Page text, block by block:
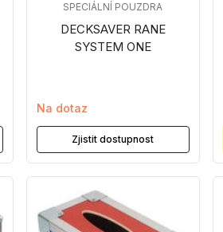
DECKSAVER RANE
SYSTEM ONE
SPECIÁLNÍ POUZDRA
Na dotaz
Zjistit dostupnost